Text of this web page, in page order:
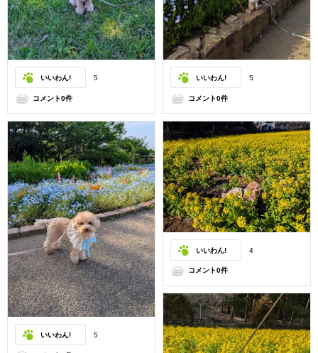
いいわん! 5
コメント0件
いいわん! 5
コメント0件
いいわん! 5
いいわん! 4
コメント0件